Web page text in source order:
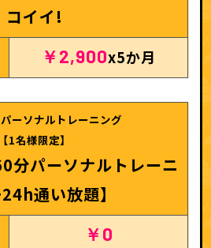
コイイ!
￥2,900x5か月
ーソナルトレーニング
【1名様限定】
分パーソナルトレーニ
通い放題】
￥0